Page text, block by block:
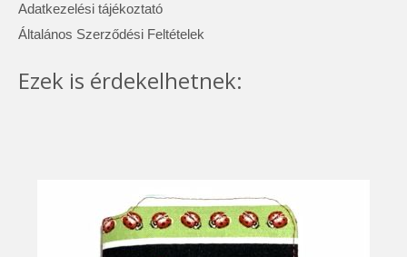
Adatkezelési tájékoztató
Általános Szerződési Feltételek
Ezek is érdekelhetnek: